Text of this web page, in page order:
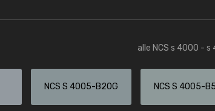
alle NCS s 4000 - s
NCS S 4005-B20G NCS S 4005-